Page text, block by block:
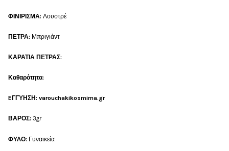
ΦΙΝΙΡΙΣΜΑ: Λουστρέ
ΠΕΤΡΑ: Μπριγιάντ
ΚΑΡΑΤΙΑ ΠΕΤΡΑΣ:
Καθαρότητα:
EΓΓΥΗΣΗ: varouchakikosmima.gr
ΒΑΡΟΣ: 3gr
ΦΥΛΟ: Γυναικεία